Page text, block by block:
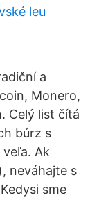
leu
a
Monero,
Celý list čítá
búrz s
Ak
neváhajte s
sme